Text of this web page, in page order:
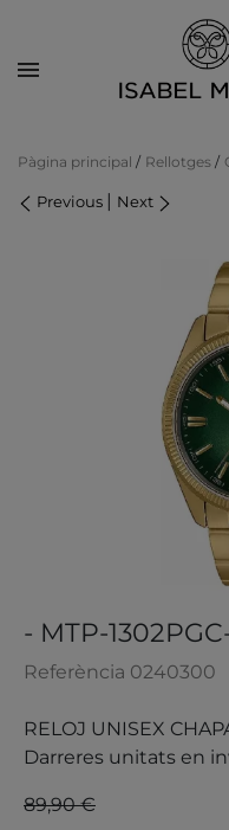
Pàgina principal Rellotges
Previous Next
- MTP-
Referència 0240300
RELOJ UNISEX
Darreres unitats en
89,90 €